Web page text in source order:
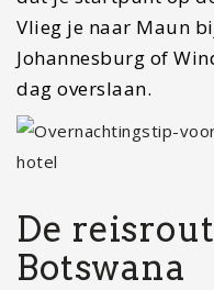
Vlieg je naar Maun
Johannesburg of
dag overslaan.
De
Botswana